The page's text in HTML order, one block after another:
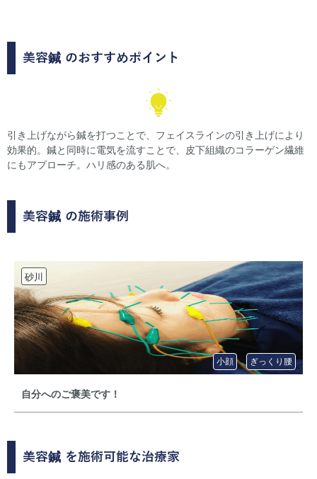
美容鍼 のおすすめポイント
引き上げながら鍼を打つことで、フェイスラインの引き上げにより
効果的。鍼と同時に電気を流すことで、皮下組織のコラーゲン繊維
にもアプローチ。ハリ感のある肌へ。
美容鍼 の施術事例
砂川
小顔 ぎっくり腰
自分へのご褒美です！
美容鍼 を施術可能な治療家